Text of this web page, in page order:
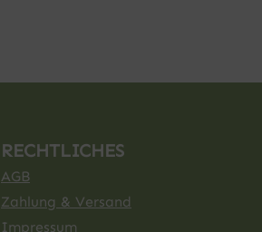
RECHTLICHES
AGB
Zahlung & Versand
Impressum